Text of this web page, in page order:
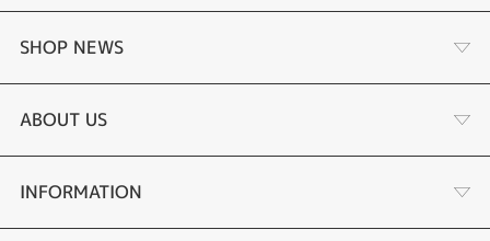
婚約指輪
結婚指輪
セットリング
SHOP NEWS
選ばれる理由まとめ
お客様の声
ABOUT US
会社概要
INFORMATION